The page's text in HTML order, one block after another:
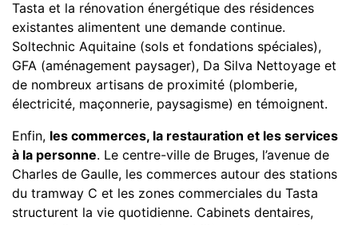
Tasta et la rénovation énergétique des résidences
existantes alimentent une demande continue.
Soltechnic Aquitaine (sols et fondations spéciales),
GFA (aménagement paysager), Da Silva Nettoyage et
de nombreux artisans de proximité (plomberie,
électricité, maçonnerie, paysagisme) en témoignent.
Enfin, les commerces, la restauration et les services
à la personne. Le centre-ville de Bruges, l’avenue de
Charles de Gaulle, les commerces autour des stations
du tramway C et les zones commerciales du Tasta
structurent la vie quotidienne. Cabinets dentaires,